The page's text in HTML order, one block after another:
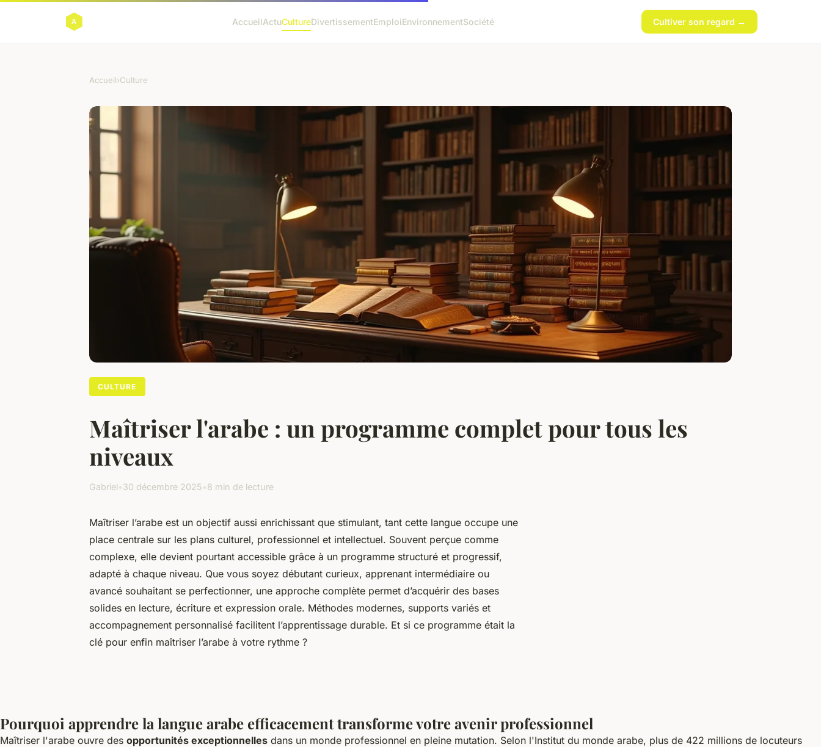
AccueilActuCultureDivertissementEmploiEnvironnementSociété Cultiver son regard →
Accueil›Culture
CULTURE
Maîtriser l'arabe : un programme complet pour tous les
niveaux
Gabriel•30 décembre 2025•8 min de lecture
Maîtriser l’arabe est un objectif aussi enrichissant que stimulant, tant cette langue occupe une
place centrale sur les plans culturel, professionnel et intellectuel. Souvent perçue comme
complexe, elle devient pourtant accessible grâce à un programme structuré et progressif,
adapté à chaque niveau. Que vous soyez débutant curieux, apprenant intermédiaire ou
avancé souhaitant se perfectionner, une approche complète permet d’acquérir des bases
solides en lecture, écriture et expression orale. Méthodes modernes, supports variés et
accompagnement personnalisé facilitent l’apprentissage durable. Et si ce programme était la
clé pour enfin maîtriser l’arabe à votre rythme ?
Pourquoi apprendre la langue arabe efficacement transforme votre avenir professionnel
Maîtriser l'arabe ouvre des opportunités exceptionnelles dans un monde professionnel en pleine mutation. Selon l'Institut du monde arabe, plus de 422 millions de locuteurs